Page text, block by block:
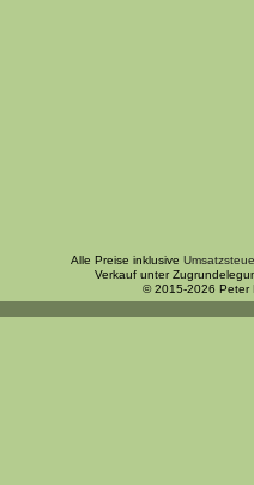
Alle Preise inklusive
Verkauf unter
© 2015-2026 Peter